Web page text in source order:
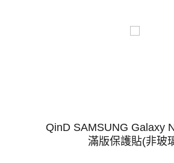
QinD SAMSUNG Galaxy
滿版保護貼(非玻